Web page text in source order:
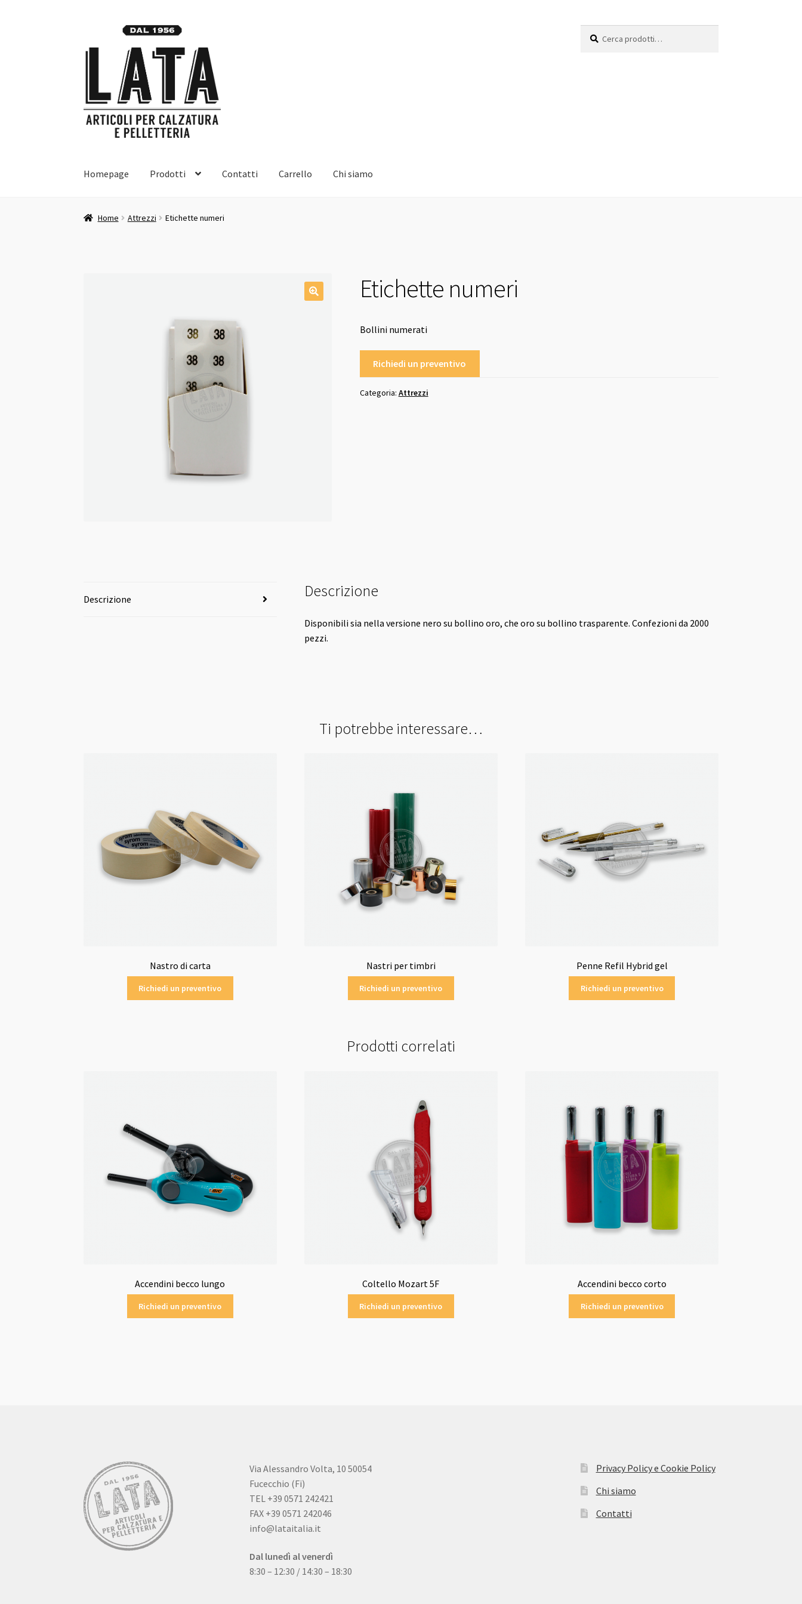
alla
navigazione
al
contenuto
Homepage Prodotti Contatti Carrello Chi siamo
Home Attrezzi Etichette numeri
Etichette numeri
Bollini numerati
Richiedi un preventivo
Categoria: Attrezzi
Descrizione Descrizione
Disponibili sia nella versione nero su bollino oro, che oro su bollino trasparente. Confezioni da 2000
pezzi.
Ti potrebbe interessare…
Nastro di carta
Richiedi un preventivo
Nastri per timbri
Richiedi un preventivo
Penne Refil Hybrid gel
Richiedi un preventivo
Prodotti correlati
Accendini becco lungo
Richiedi un preventivo
Coltello Mozart 5F
Richiedi un preventivo
Accendini becco corto
Richiedi un preventivo
Via Alessandro Volta, 10 50054
Fucecchio (Fi)
TEL +39 0571 242421
FAX +39 0571 242046
info@lataitalia.it
Dal lunedì al venerdì
8:30 – 12:30 / 14:30 – 18:30
Privacy Policy e Cookie Policy
Chi siamo
Contatti